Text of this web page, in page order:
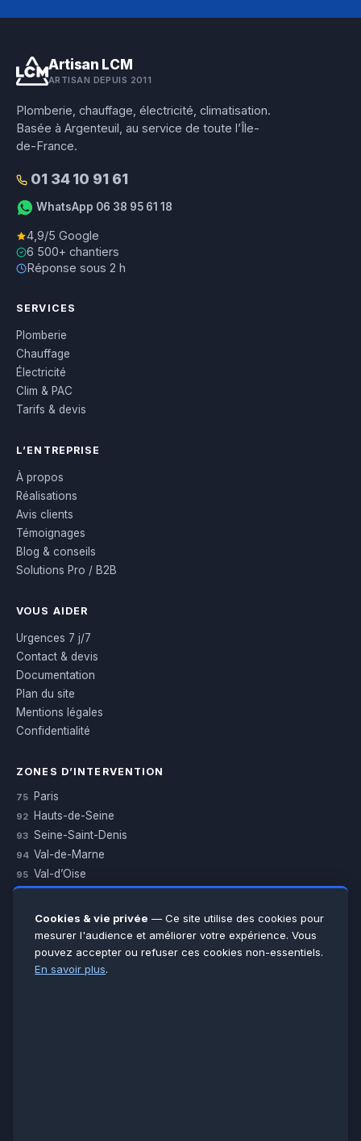
Artisan LCM
ARTISAN DEPUIS 2011
Plomberie, chauffage, électricité, climatisation.
Basée à Argenteuil, au service de toute l’Île-
de-France.
01 34 10 91 61
WhatsApp 06 38 95 61 18
4,9/5 Google
6 500+ chantiers
Réponse sous 2 h
SERVICES
Plomberie
Chauffage
Électricité
Clim & PAC
Tarifs & devis
L’ENTREPRISE
À propos
Réalisations
Avis clients
Témoignages
Blog & conseils
Solutions Pro / B2B
VOUS AIDER
Urgences 7 j/7
Contact & devis
Documentation
Plan du site
Mentions légales
Confidentialité
ZONES D’INTERVENTION
75 Paris
92 Hauts-de-Seine
93 Seine-Saint-Denis
94 Val-de-Marne
95 Val-d’Oise
Essonne
Seine-et-Marne
Voir toutes les villes →
Cookies & vie privée — Ce site utilise des cookies pour
mesurer l'audience et améliorer votre expérience. Vous
pouvez accepter ou refuser ces cookies non-essentiels.
En savoir plus.